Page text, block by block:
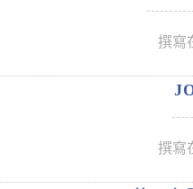
撰寫
撰寫